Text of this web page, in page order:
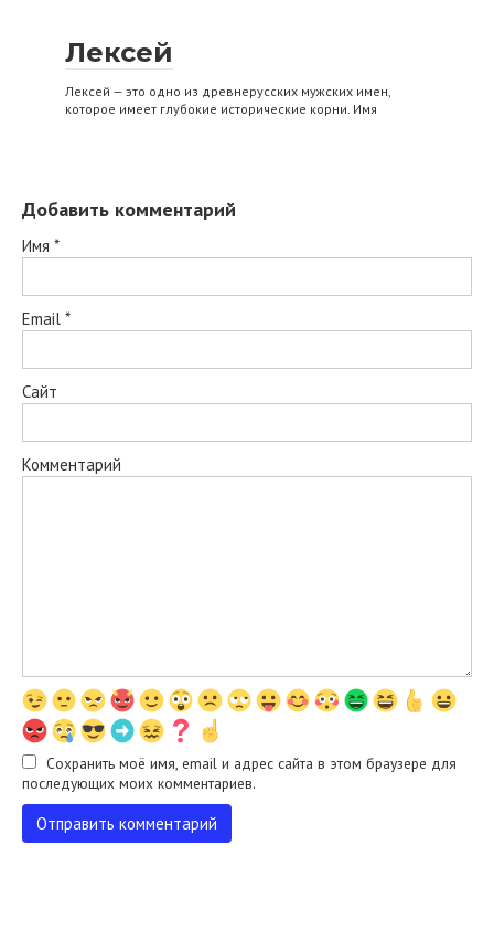
Лексей
Лексей — это одно из древнерусских мужских имен,
которое имеет глубокие исторические корни. Имя
Добавить комментарий
Имя *
Email *
Сайт
Комментарий
Сохранить моё имя, email и адрес сайта в этом браузере для
последующих моих комментариев.